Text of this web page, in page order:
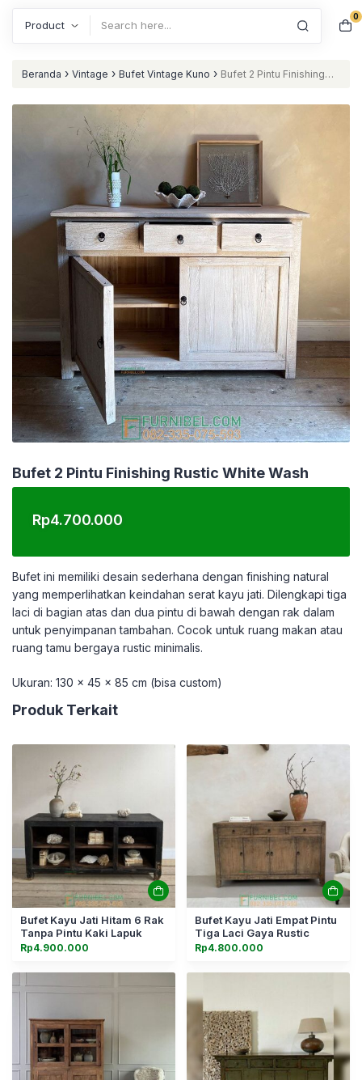
0
Beranda › Vintage › Bufet Vintage Kuno › Bufet 2 Pintu Finishing
Bufet 2 Pintu Finishing Rustic White Wash
Rp4.700.000
Bufet ini memiliki desain sederhana dengan finishing natural
yang memperlihatkan keindahan serat kayu jati. Dilengkapi tiga
laci di bagian atas dan dua pintu di bawah dengan rak dalam
untuk penyimpanan tambahan. Cocok untuk ruang makan atau
ruang tamu bergaya rustic minimalis.
Ukuran: 130 x 45 x 85 cm (bisa custom)
Produk Terkait
Bufet Kayu Jati Hitam 6 Rak
Tanpa Pintu Kaki Lapuk
Rp4.900.000
Bufet Kayu Jati Empat Pintu
Tiga Laci Gaya Rustic
Rp4.800.000